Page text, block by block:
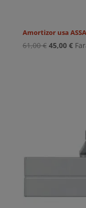
Amortizor usa ASSA
61,00€ Prețul
45,00 €